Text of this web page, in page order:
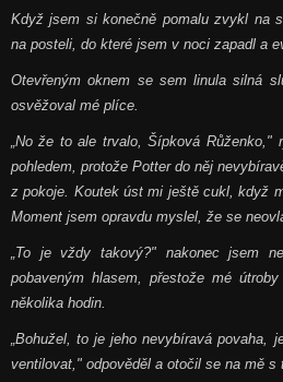
Když jsem si konečně pomalu zvykl na
na posteli, do které jsem v noci zapadl a
Otevřeným oknem se sem linula silná
osvěžoval mé plíce.
„No že to ale trvalo, Šípková
pohledem, protože Potter do něj
z pokoje. Koutek úst mi ještě cukl, když
Moment jsem opravdu myslel, že se
„To je vždy takový?" nakonec jsem
pobaveným hlasem, přestože mé
několika hodin.
„Bohužel, to je jeho nevybíravá povaha,
ventilovat," odpověděl a otočil se na mě s